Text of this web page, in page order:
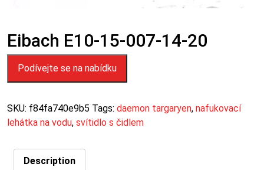
Eibach E10-15-007-14-20
Podívejte se na nabídku
SKU: f84fa740e9b5 Tags: daemon targaryen, nafukovací
lehátka na vodu, svítidlo s čidlem
Description